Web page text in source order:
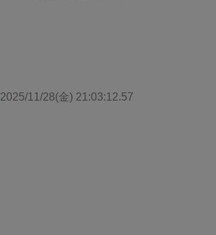
2025/11/28(金) 21:03:12.57